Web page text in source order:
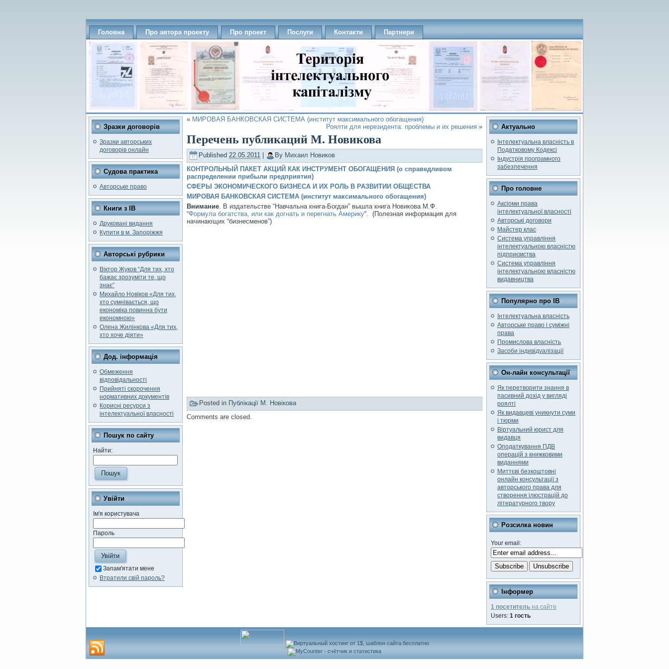
Головна Про автора проекту Про проект Послуги Контакти Партнери
Зразки договорів
Зразки авторських
договорів онлайн
Судова практика
Авторське право
Книги з ІВ
Друковані видання
Купити в м. Запоріжжя
Авторські рубрики
Віктор Жуков “Для тих, хто
бажає зрозуміти те, що
знає”
Михайло Новіков «Для тих,
хто сумнівається, що
економіка повинна бути
економною»
Олена Жилінкова «Для тих,
хто хоче діяти»
Дод. інформація
Обмеження
відповідальності
Прийняті скорочення
нормативних документів
Корисні ресурси з
інтелектуальної власності
Пошук по сайту
Найти:
Увійти
Ім'я користувача
Пароль
Запам'ятати мене
Втратили свій пароль?
« МИРОВАЯ БАНКОВСКАЯ СИСТЕМА (институт максимального обогащения)
Роялти для нерезидента: проблемы и их решения »
Перечень публикаций М. Новикова
Published 22.05.2011 By Михаил Новиков
КОНТРОЛЬНЫЙ ПАКЕТ АКЦИЙ КАК ИНСТРУМЕНТ ОБОГАЩЕНИЯ (о справедливом
распределении прибыли предприятия)
СФЕРЫ ЭКОНОМИЧЕСКОГО БИЗНЕСА И ИХ РОЛЬ В РАЗВИТИИ ОБЩЕСТВА
МИРОВАЯ БАНКОВСКАЯ СИСТЕМА (институт максимального обогащения)
Внимание. В издательстве “Навчальна книга-Богдан” вышла книга Новикова М.Ф.
“Формула богатства, или как догнать и перегнать Америку“. (Полезная информация для
начинающих “бизнесменов”)
Posted in Публікації М. Новікова
Comments are closed.
Актуально
Інтелектуальна власність в
Податковому Кодексі
Індустрія програмного
забезпечення
Про головне
Аксіоми права
інтелектуальної власності
Авторські договори
Майстер клас
Система управління
інтелектуальною власністю
підприємства
Система управління
інтелектуальною власністю
видавництва
Популярно про ІВ
Інтелектуальна власність
Авторське право і суміжні
права
Промислова власність
Засоби індивідуалізації
Он-лайн консультації
Як перетворити знання в
пасивний дохід у вигляді
роялті
Як видавцеві уникнути суми
і тюрми
Віртуальний юрист для
видавця
Оподаткування ПДВ
операцій з книжковими
виданнями
Миттєві безкоштовні
онлайн консультації з
авторського права для
створення ілюстрацій до
літературного твору
Розсилка новин
Your email:
Інформер
1 посетитель на сайте
Users: 1 гость